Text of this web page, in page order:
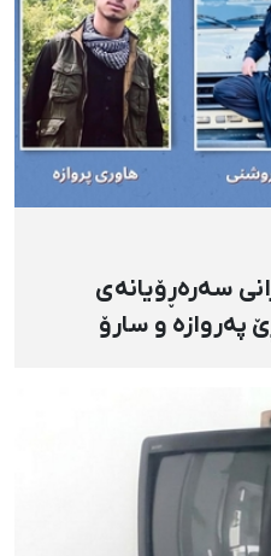
سەرەڕۆیانەی
پەروازە و سارۆ
نادیار